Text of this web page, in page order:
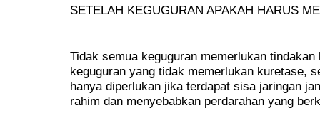
SETELAH KEGUGURAN APAKAH HARUS
Tidak semua keguguran memerlukan
keguguran yang tidak memerlukan kuretase,
hanya diperlukan jika terdapat sisa jaringan
rahim dan menyebabkan perdarahan yang